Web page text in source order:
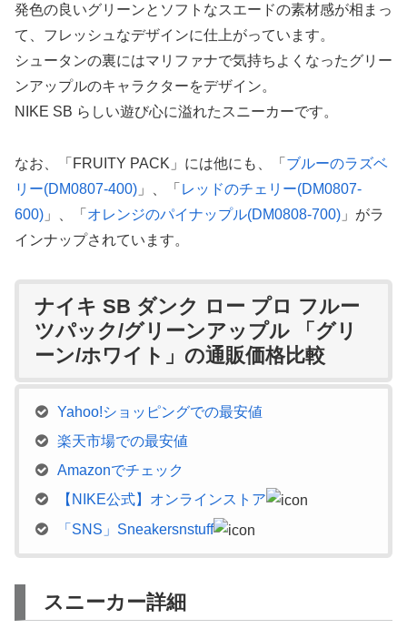
発色の良いグリーンとソフトなスエードの素材感が相まっ
て、フレッシュなデザインに仕上がっています。
シュータンの裏にはマリファナで気持ちよくなったグリー
ンアップルのキャラクターをデザイン。
NIKE SB らしい遊び心に溢れたスニーカーです。
なお、「FRUITY PACK」には他にも、「 ブルーのラズベ
リー(DM0807-400) 」、「 レッドのチェリー(DM0807-
600) 」、「 オレンジのパイナップル(DM0808-700) 」がラ
インナップされています。
ナイキ SB ダンク ロー プロ フルー
ツパック/グリーンアップル 「グリ
ーン/ホワイト」の通販価格比較
Yahoo!ショッピングでの最安値
楽天市場での最安値
Amazonでチェック
【NIKE公式】オンラインストア
「SNS」Sneakersnstuff
スニーカー詳細